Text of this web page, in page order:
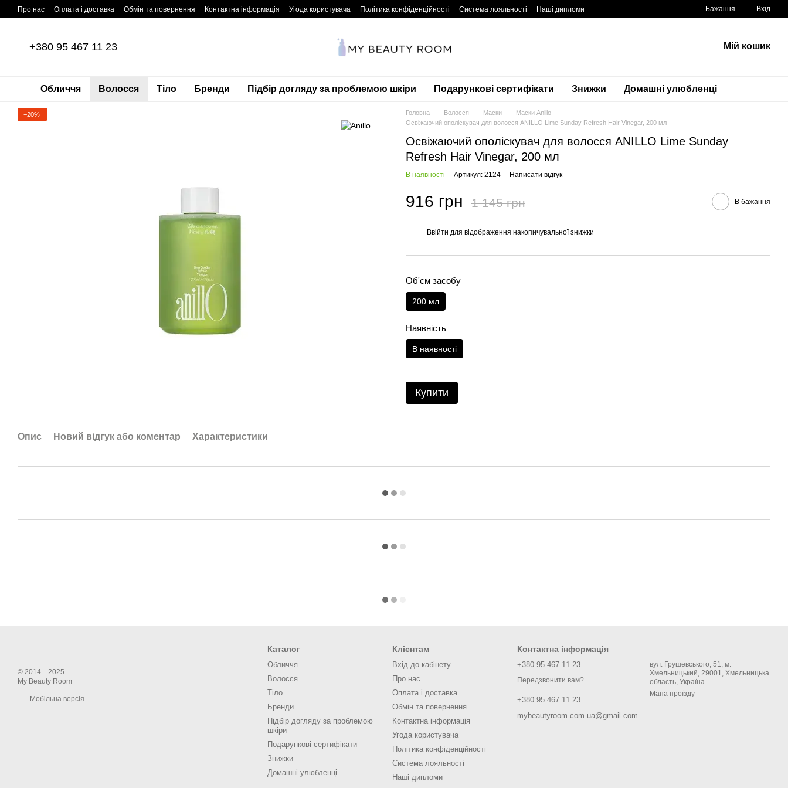
Перейти до основного контенту
Про нас Оплата і доставка Обмін та повернення Контактна інформація Угода користувача Політика конфіденційності Система лояльності Наші дипломи Бажання Вхід
+380 95 467 11 23 Мій кошик
Обличчя Волосся Тіло Бренди Підбір догляду за проблемою шкіри Подарункові сертифікати Знижки Домашні улюбленці
−20% Головна Волосся Маски
Маски Anillo
Освіжаючий ополіскувач для волосся ANILLO Lime Sunday Refresh Hair Vinegar, 200 мл
Освіжаючий ополіскувач для волосся ANILLO Lime Sunday
Refresh Hair Vinegar, 200 мл
В наявності Артикул: 2124 Написати відгук
916 грн 1 145 грн В бажання
Ввійти для відображення накопичувальної знижки
Об'єм засобу
200 мл
Наявність
В наявності
Купити
Опис Новий відгук або коментар Характеристики
© 2014—2025
My Beauty Room
Мобільна версія
Каталог
Обличчя
Волосся
Тіло
Бренди
Підбір догляду за проблемою
шкіри
Подарункові сертифікати
Знижки
Домашні улюбленці
Клієнтам
Вхід до кабінету
Про нас
Оплата і доставка
Обмін та повернення
Контактна інформація
Угода користувача
Політика конфіденційності
Система лояльності
Наші дипломи
Контактна інформація
+380 95 467 11 23
Передзвонити вам?
+380 95 467 11 23
mybeautyroom.com.ua@gmail.com
вул. Грушевського, 51, м.
Хмельницький, 29001, Хмельницька
область, Україна
Мапа проїзду